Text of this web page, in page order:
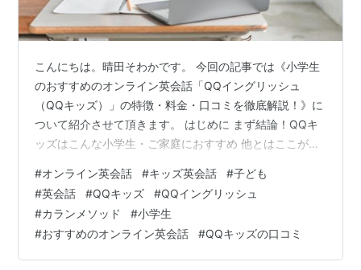
こんにちは。晴田そわかです。 今回の記事では《小学生
のおすすめのオンライン英会話「QQイングリッシュ
（QQキッズ）」の特徴・料金・口コミを徹底解説！》に
ついて紹介させて頂きます。 はじめに まず結論！QQキ
ッズはこんな小学生・ご家庭におすすめ 他とはここが違
ト） 特徴1：【圧倒的な安心感】講師は全員「正社員」の
プロ教師 👩‍🏫 特徴2：【4倍速で英語脳に】魔法の学習法
「カランメソッド」 ✨ 特徴3：【飽きさせない】レベル
別の豊富な子供向けカリキュラム 特徴4：【復習に最
適】録画機能付きの独自通信システム「Classroom」 特
#オンライン英会話 #キッズ英会話 #子ども
#英会話 #QQキッズ #QQイングリッシュ
#カランメソッド #小学生
#おすすめのオンライン英会話 #QQキッズの口コミ